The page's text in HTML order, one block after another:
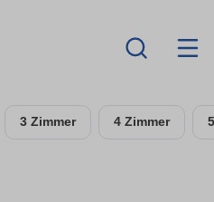
3 Zimmer 4 Zimmer